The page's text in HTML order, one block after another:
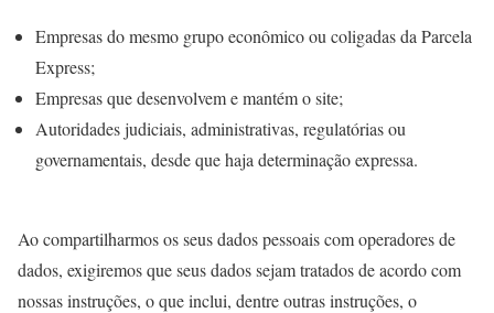
Empresas do mesmo grupo econômico ou coligadas da Parcela
Express;
Empresas que desenvolvem e mantém o site;
Autoridades judiciais, administrativas, regulatórias ou
governamentais, desde que haja determinação expressa.
Ao compartilharmos os seus dados pessoais com operadores de
dados, exigiremos que seus dados sejam tratados de acordo com
nossas instruções, o que inclui, dentre outras instruções, o